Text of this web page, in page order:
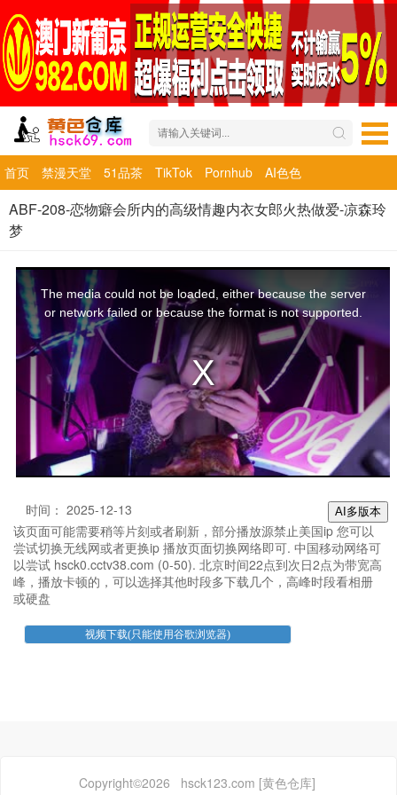
首页 禁漫天堂 51品茶 TikTok Pornhub AI色色
ABF-208-恋物癖会所内的高级情趣内衣女郎火热做爱-凉森玲
梦
AI多版本
时间： 2025-12-13
该页面可能需要稍等片刻或者刷新，部分播放源禁止美国ip 您可以
尝试切换无线网或者更换ip 播放页面切换网络即可. 中国移动网络可
以尝试 hsck0.cctv38.com (0-50). 北京时间22点到次日2点为带宽高
峰，播放卡顿的，可以选择其他时段多下载几个，高峰时段看相册
或硬盘
Copyright©2026 hsck123.com [黄色仓库]